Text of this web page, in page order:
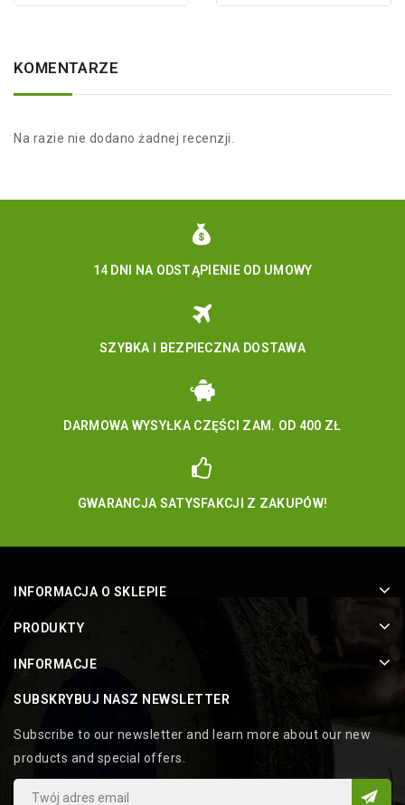
KOMENTARZE
Na razie nie dodano żadnej recenzji.
14 DNI NA ODSTĄPIENIE OD UMOWY
SZYBKA I BEZPIECZNA DOSTAWA
DARMOWA WYSYŁKA CZĘŚCI ZAM. OD 400 ZŁ
GWARANCJA SATYSFAKCJI Z ZAKUPÓW!
INFORMACJA O SKLEPIE
PRODUKTY
INFORMACJE
SUBSKRYBUJ NASZ NEWSLETTER
Subscribe to our newsletter and learn more about our new
products and special offers.